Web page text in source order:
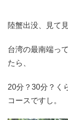
陸蟹出没、見て
台湾の最南端っ
たら、
20分？30分？く
コースですし。